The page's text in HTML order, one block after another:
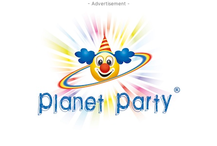
- Advertisement -